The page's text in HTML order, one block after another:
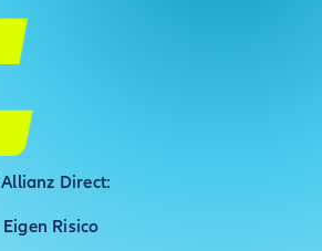
Direct:
Risico